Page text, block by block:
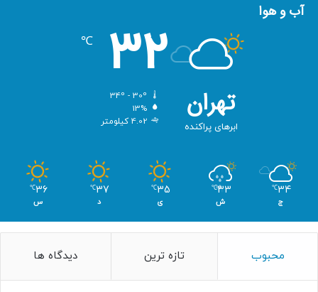
آب و هوا
تهران
ابرهای پراکنده
32
℃
13%
4.02 کیلومتر
34
℃
ج
33
℃
ش
35
℃
ی
37
℃
د
36
℃
س
محبوب تازه ترین دیدگاه ها